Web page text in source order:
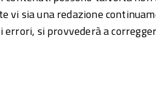
vi sia una redazione
errori, si provvederà a